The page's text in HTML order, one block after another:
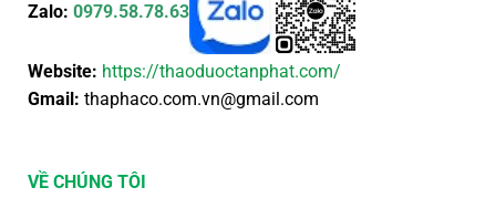
Zalo: 0979.58.78.63
Website: https://thaoduoctanphat.com/
Gmail: thaphaco.com.vn@gmail.com
VỀ CHÚNG TÔI